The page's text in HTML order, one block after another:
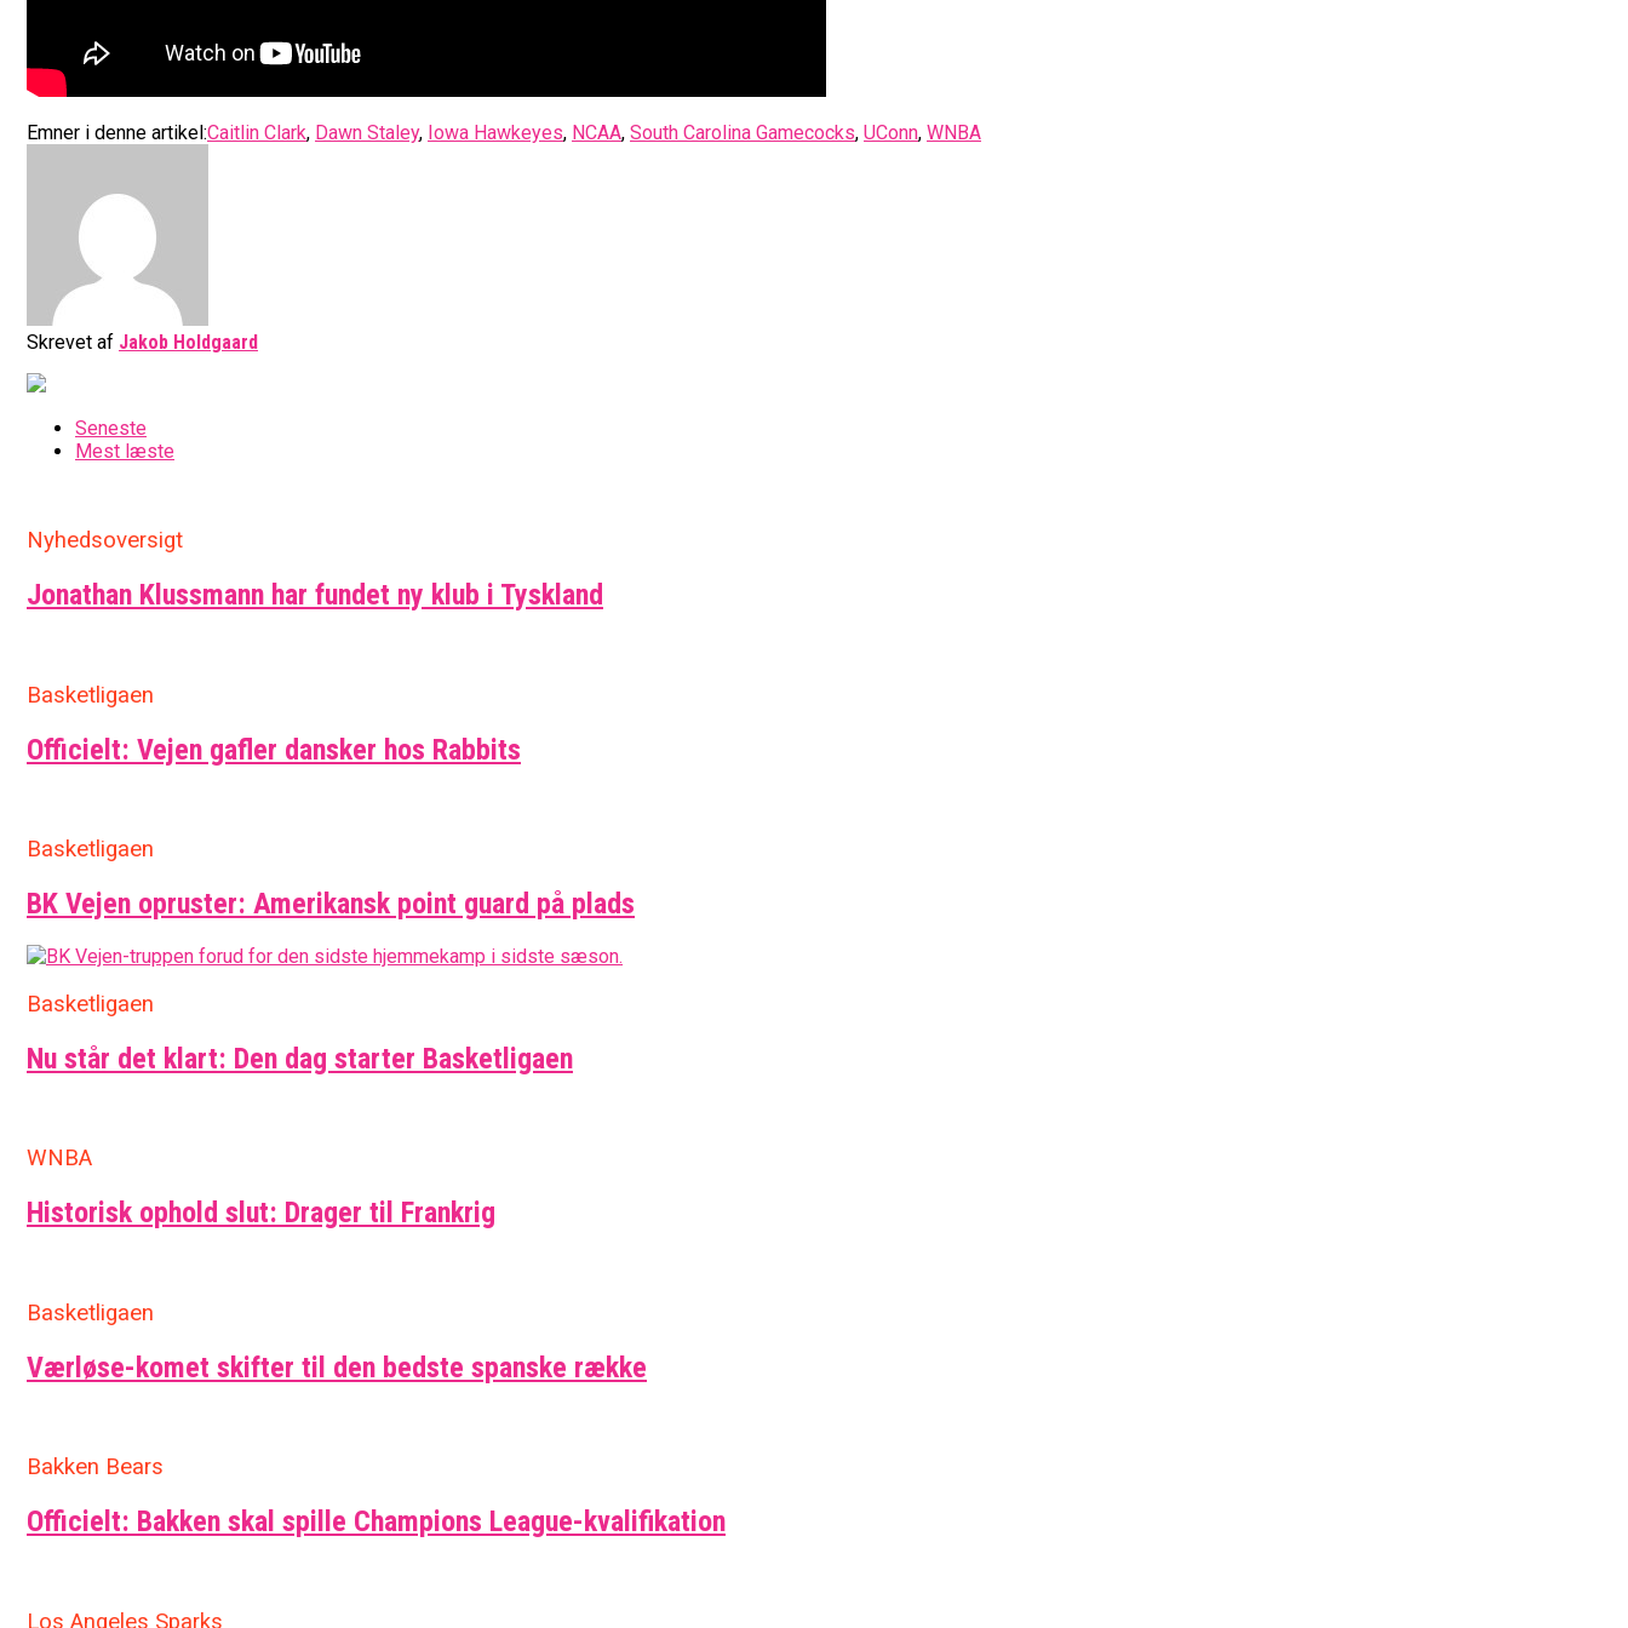
Emner i denne artikel:Caitlin Clark, Dawn Staley, Iowa Hawkeyes, NCAA, South Carolina Gamecocks, UConn, WNBA
Skrevet af Jakob Holdgaard
Seneste
Mest læste
Nyhedsoversigt
Jonathan Klussmann har fundet ny klub i Tyskland
Basketligaen
Officielt: Vejen gafler dansker hos Rabbits
Basketligaen
BK Vejen opruster: Amerikansk point guard på plads
Basketligaen
Nu står det klart: Den dag starter Basketligaen
WNBA
Historisk ophold slut: Drager til Frankrig
Basketligaen
Værløse-komet skifter til den bedste spanske række
Bakken Bears
Officielt: Bakken skal spille Champions League-kvalifikation
Los Angeles Sparks